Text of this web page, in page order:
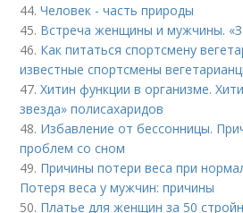
44.Человек - часть природы
45. Встреча женщины и мужчины.
46. Как питаться спортсмену
известные спортсмены
47.Хитин функции в организме.
звезда» полисахаридов
48. Избавление от бессонницы.
проблем со сном
49. Причины потери веса при
Потеря веса у мужчин: причины
50. Платье для женщин за 50